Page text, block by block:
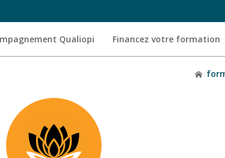
Qualiopi Financez votre formation